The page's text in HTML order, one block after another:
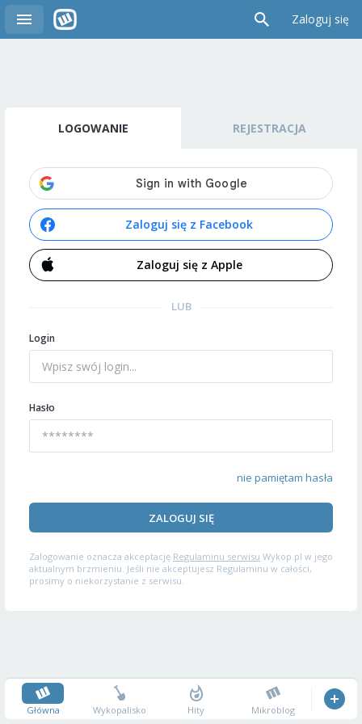
Zaloguj się
LOGOWANIE REJESTRACJA
Zaloguj się z Facebook
Zaloguj się z Apple
LUB
Login
Hasło
nie pamiętam hasła
ZALOGUJ SIĘ
Zalogowanie oznacza akceptację Regulaminu serwisu Wykop.pl w jego
aktualnym brzmieniu. Jeśli nie akceptujesz Regulaminu w całości,
prosimy o niekorzystanie z serwisu.
Główna Wykopalisko Hity Mikroblog